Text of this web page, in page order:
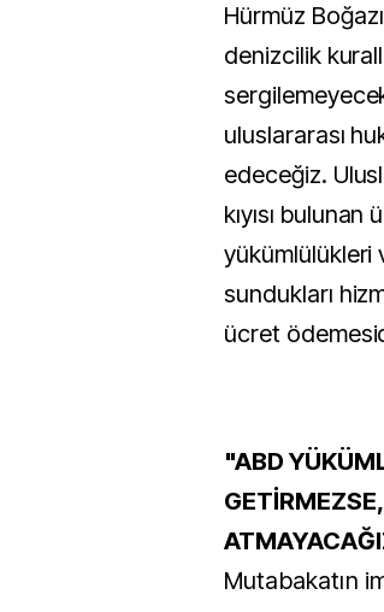
Hürmüz
denizcilik
uluslararası
edeceğiz.
kıyısı
yükümlülükleri
sundukları
ücret
"ABD
Mutabakatın